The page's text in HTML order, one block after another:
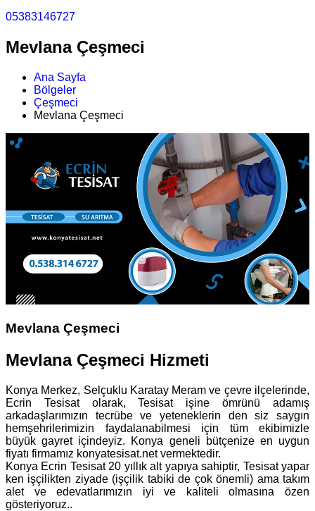
05383146727
Mevlana Çeşmeci
Ana Sayfa
Bölgeler
Çeşmeci
Mevlana Çeşmeci
Mevlana Çeşmeci
Mevlana Çeşmeci Hizmeti
Konya Merkez, Selçuklu Karatay Meram ve çevre ilçelerinde,
Ecrin Tesisat olarak, Tesisat işine ömrünü adamış
arkadaşlarımızın tecrübe ve yeteneklerin den siz saygın
hemşehrilerimizin faydalanabilmesi için tüm ekibimizle
büyük gayret içindeyiz. Konya geneli bütçenize en uygun
fiyatı firmamız konyatesisat.net vermektedir.
Konya Ecrin Tesisat 20 yıllık alt yapıya sahiptir, Tesisat yapar
ken işçilikten ziyade (işçilik tabiki de çok önemli) ama takım
alet ve edevatlarımızın iyi ve kaliteli olmasına özen
gösteriyoruz..